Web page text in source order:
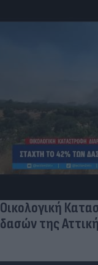
Δέκα
Ντιλέτα